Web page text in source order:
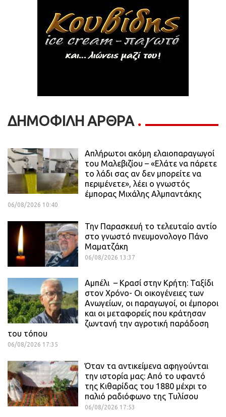
ΔΗΜΟΦΙΛΗ ΑΡΘΡΑ
Απλήρωτοι ακόμη ελαιοπαραγωγοί
του Μαλεβιζίου – «Ελάτε να πάρετε
το λάδι σας αν δεν μπορείτε να
περιμένετε», λέει ο γνωστός
έμπορας Μιχάλης Αλμπαντάκης
06/08/2026 10:40
Την Παρασκευή το τελευταίο αντίο
στο γνωστό πνευμονολογο Πάνο
Μαματζάκη
06/08/2026 13:37
Αμπέλι – Κρασί στην Κρήτη: Ταξίδι
στον Χρόνο- Οι οικογένειες των
Ανωγείων, οι παραγωγοί, οι έμποροι
και οι μεταφορείς που κράτησαν
ζωντανή την αγροτική παράδοση
του τόπου
06/08/2026 17:35
Όταν τα αντικείμενα αφηγούνται
την ιστορία μας: Από το υφαντό
της Κιθαρίδας του 1880 μέχρι το
παλιό ραδιόφωνο της Τυλίσου
06/08/2026 17:53